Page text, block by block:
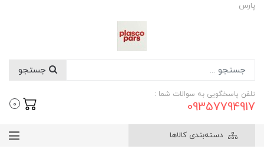
پارس
تلفن پاسخگویی به سوالات شما :
09357794917
0
دسته‌بندی کالاها